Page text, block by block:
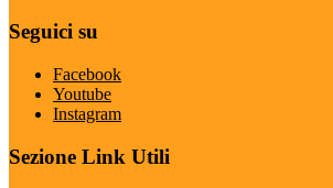
Seguici su
Facebook
Youtube
Instagram
Sezione Link Utili